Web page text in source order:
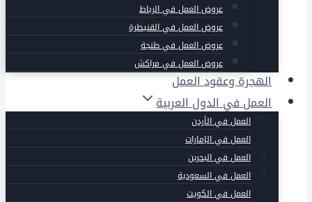
عروض العمل في الرباط
عروض العمل في القنيطرة
عروض العمل في طنجة
عروض العمل في مراكش
الهجرة وعقود العمل
العمل في الدول العربية
العمل في الأردن
العمل في الإمارات
العمل في البحرين
العمل في السعودية
العمل في الكويت